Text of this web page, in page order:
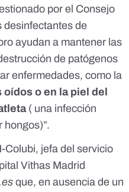
por el Consejo
desinfectantes de
ayudan a mantener las
de patógenos
enfermedades, como la
o en la piel del
( una infección
hongos)”.
Colubi, jefa del servicio
Vithas Madrid
que, en ausencia de un